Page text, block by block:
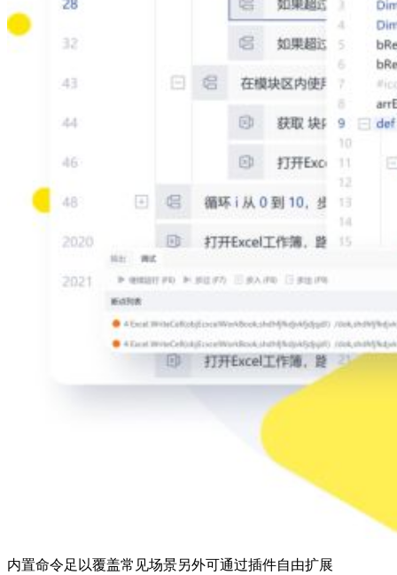
内置命令足以覆盖常见场景另外可通过插件自由扩展